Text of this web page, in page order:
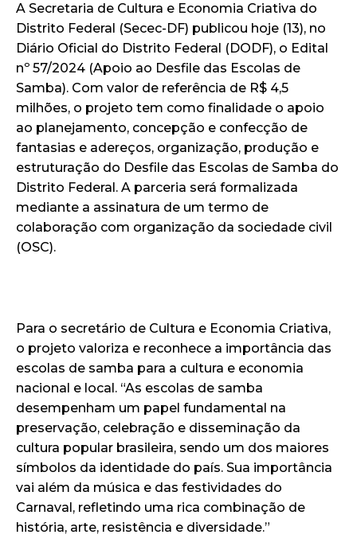
A Secretaria de Cultura e Economia Criativa do
Distrito Federal (Secec-DF) publicou hoje (13), no
Diário Oficial do Distrito Federal (DODF), o Edital
nº 57/2024 (Apoio ao Desfile das Escolas de
Samba). Com valor de referência de R$ 4,5
milhões, o projeto tem como finalidade o apoio
ao planejamento, concepção e confecção de
fantasias e adereços, organização, produção e
estruturação do Desfile das Escolas de Samba do
Distrito Federal. A parceria será formalizada
mediante a assinatura de um termo de
colaboração com organização da sociedade civil
(OSC).
Para o secretário de Cultura e Economia Criativa,
o projeto valoriza e reconhece a importância das
escolas de samba para a cultura e economia
nacional e local. “As escolas de samba
desempenham um papel fundamental na
preservação, celebração e disseminação da
cultura popular brasileira, sendo um dos maiores
símbolos da identidade do país. Sua importância
vai além da música e das festividades do
Carnaval, refletindo uma rica combinação de
história, arte, resistência e diversidade.”